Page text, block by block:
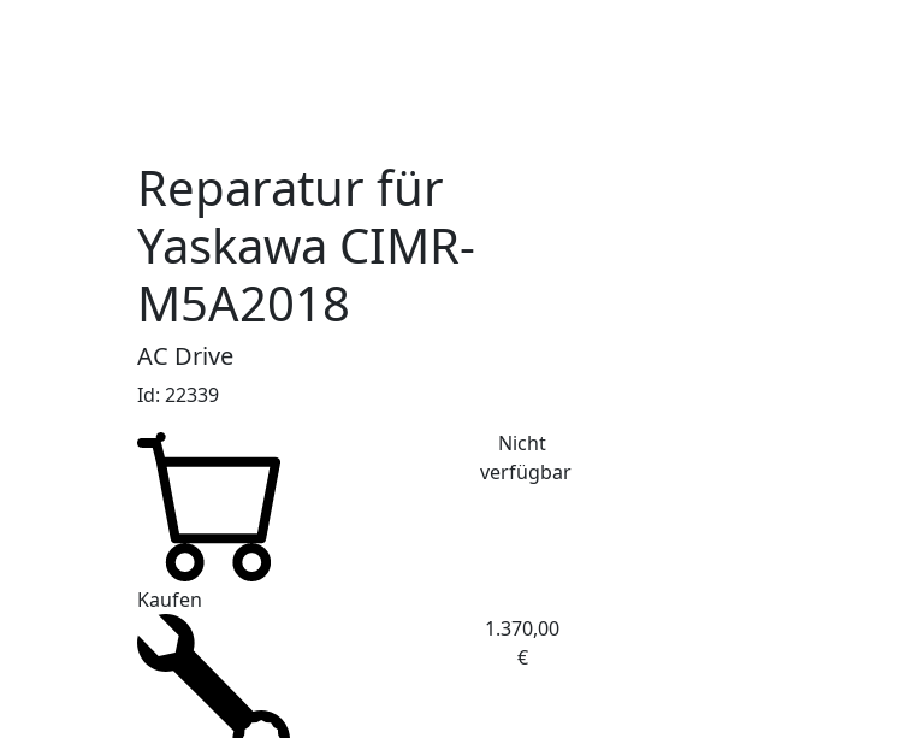
Reparatur für
Yaskawa CIMR-
M5A2018
AC Drive
Id: 22339
Kaufen
Nicht
verfügbar
1.370,00
€